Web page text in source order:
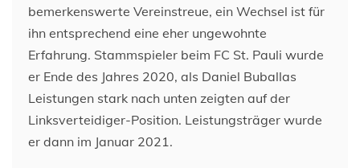
bemerkenswerte Vereinstreue, ein Wechsel ist für
ihn entsprechend eine eher ungewohnte
Erfahrung. Stammspieler beim FC St. Pauli wurde
er Ende des Jahres 2020, als Daniel Buballas
Leistungen stark nach unten zeigten auf der
Linksverteidiger-Position. Leistungsträger wurde
er dann im Januar 2021.